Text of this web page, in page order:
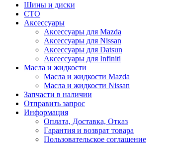
Шины и диски
СТО
Аксессуары
Аксессуары для Mazda
Аксессуары для Nissan
Аксессуары для Datsun
Аксессуары для Infiniti
Масла и жидкости
Масла и жидкости Mazda
Масла и жидкости Nissan
Запчасти в наличии
Отправить запрос
Информация
Оплата, Доставка, Отказ
Гарантия и возврат товара
Пользовательское соглашение